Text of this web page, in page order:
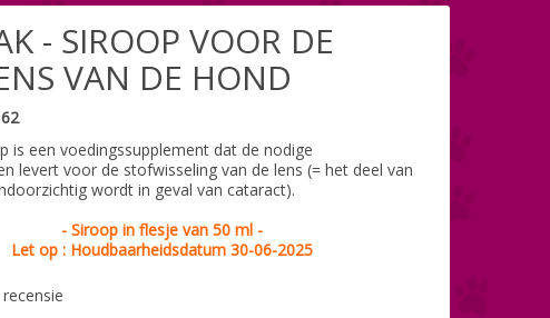
- SIROOP VOOR DE
VAN DE HOND
is een voedingssupplement dat de nodige
levert voor de stofwisseling van de lens (= het deel van
wordt in geval van cataract).
- Siroop in flesje van 50 ml -
Let op : Houdbaarheidsdatum 30-06-2025